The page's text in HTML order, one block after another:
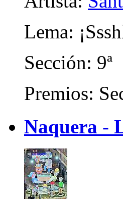
Lema:
Sección: 9ª
Premios:
Naquera -